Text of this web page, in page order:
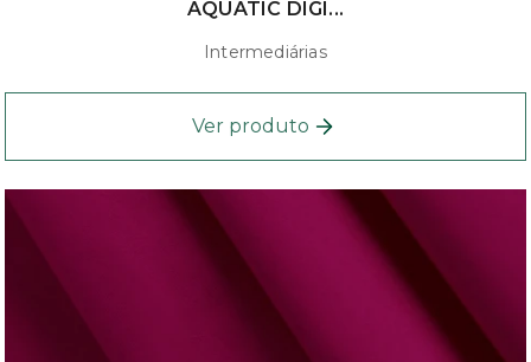
AQUATIC DIGI...
Intermediárias
Ver produto